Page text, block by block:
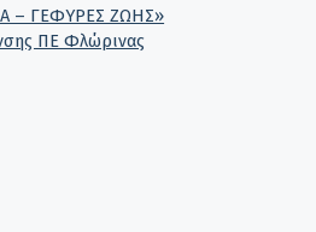
– ΓΕΦΥΡΕΣ ΖΩΗΣ»
ΠΕ Φλώρινας